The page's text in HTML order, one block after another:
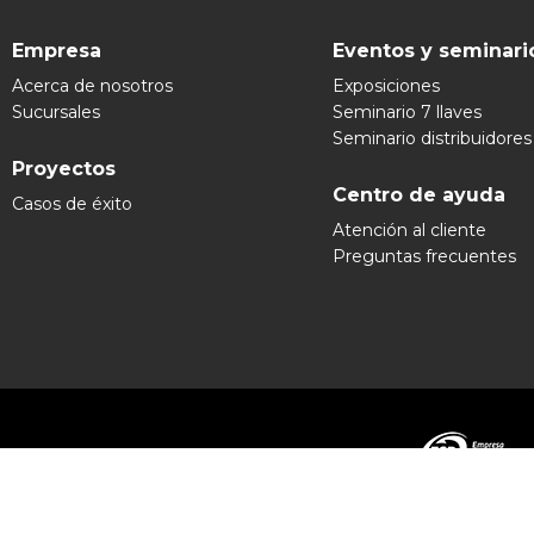
Empresa
Acerca de nosotros
Sucursales
Proyectos
Casos de éxito
Eventos y
Exposiciones
Seminario 7 llaves
Seminario distribuidores
Centro de ayuda
Atención al cliente
Preguntas frecuentes